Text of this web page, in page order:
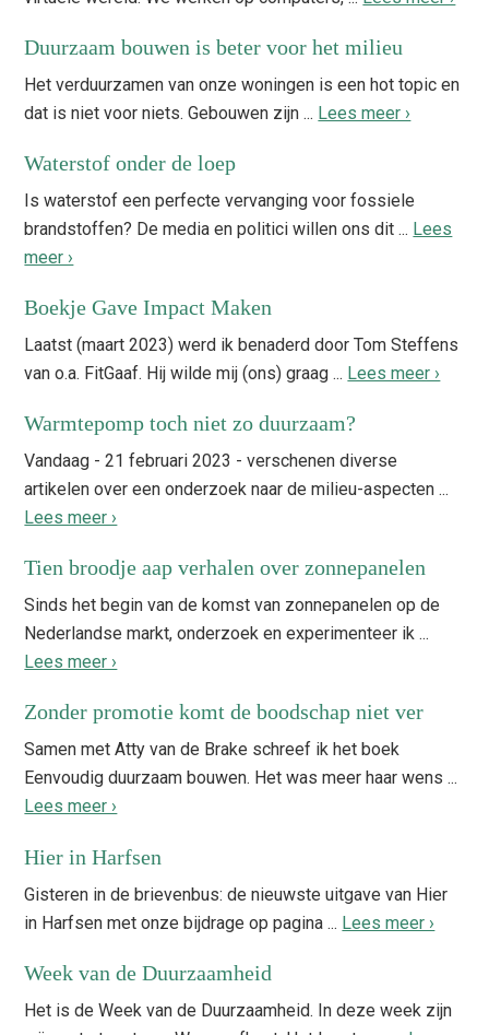
Duurzaam bouwen is beter voor het milieu
Het verduurzamen van onze woningen is een hot topic en
dat is niet voor niets. Gebouwen zijn ... Lees meer ›
Waterstof onder de loep
Is waterstof een perfecte vervanging voor fossiele
brandstoffen? De media en politici willen ons dit ... Lees
meer ›
Boekje Gave Impact Maken
Laatst (maart 2023) werd ik benaderd door Tom Steffens
van o.a. FitGaaf. Hij wilde mij (ons) graag ... Lees meer ›
Warmtepomp toch niet zo duurzaam?
Vandaag - 21 februari 2023 - verschenen diverse
artikelen over een onderzoek naar de milieu-aspecten ...
Lees meer ›
Tien broodje aap verhalen over zonnepanelen
Sinds het begin van de komst van zonnepanelen op de
Nederlandse markt, onderzoek en experimenteer ik ...
Lees meer ›
Zonder promotie komt de boodschap niet ver
Samen met Atty van de Brake schreef ik het boek
Eenvoudig duurzaam bouwen. Het was meer haar wens ...
Lees meer ›
Hier in Harfsen
Gisteren in de brievenbus: de nieuwste uitgave van Hier
in Harfsen met onze bijdrage op pagina ... Lees meer ›
Week van de Duurzaamheid
Het is de Week van de Duurzaamheid. In deze week zijn